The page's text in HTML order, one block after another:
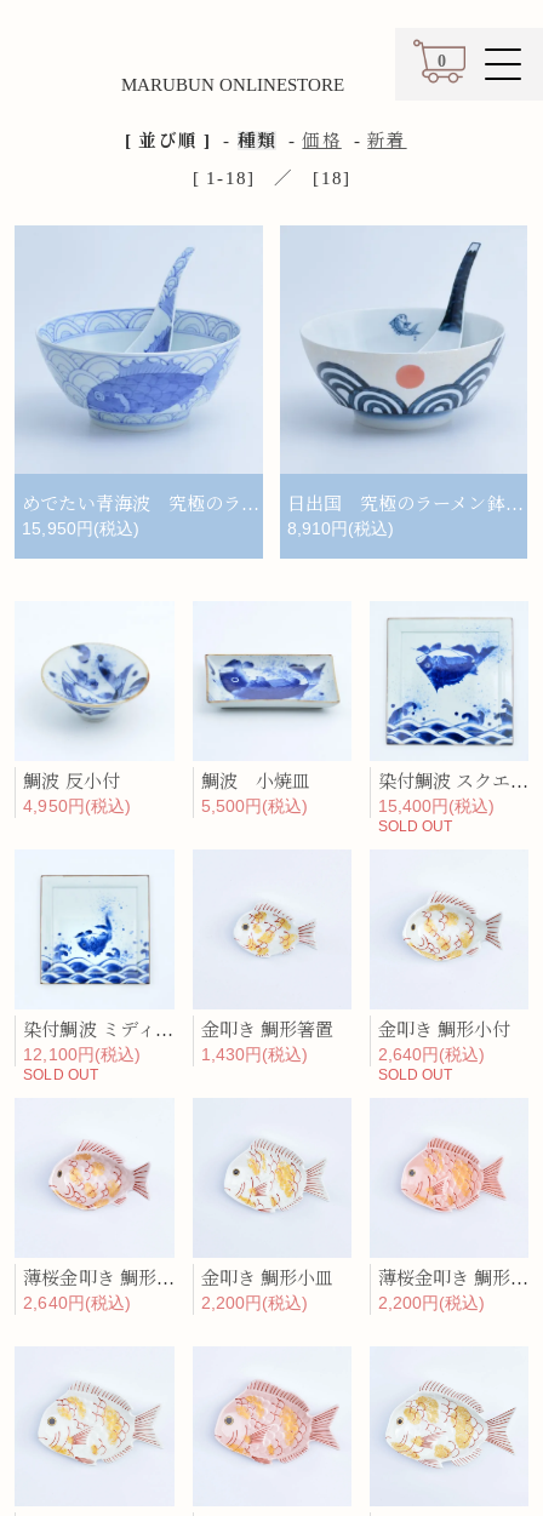
0
カート
MARUBUN ONLINESTORE
[ 並び順 ] - 種類 -価格 -新着
[ 1-18] ／ [18]
めでたい青海波 究極のラーメン鉢レンゲセット
15,950円(税込)
日出国 究極のラーメン鉢レンゲセット
8,910円(税込)
鯛波 反小付
4,950円(税込)
鯛波 小焼皿
5,500円(税込)
染付鯛波 スクエア・ディナープレート
15,400円(税込)
SOLD OUT
染付鯛波 ミディアム・プレート
12,100円(税込)
SOLD OUT
金叩き 鯛形箸置
1,430円(税込)
金叩き 鯛形小付
2,640円(税込)
SOLD OUT
薄桜金叩き 鯛形小付
2,640円(税込)
金叩き 鯛形小皿
2,200円(税込)
薄桜金叩き 鯛形小皿
2,200円(税込)